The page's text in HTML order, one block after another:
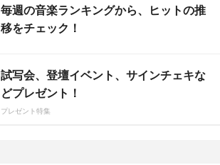
毎週の音楽ランキングから、ヒットの推
移をチェック！
試写会、登壇イベント、サインチェキな
どプレゼント！
プレゼント特集